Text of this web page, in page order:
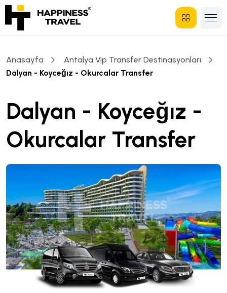
Anasayfa
Antalya Vip Transfer Destinasyonları
Dalyan - Koyceğız - Okurcalar Transfer
Dalyan - Koyceğız -
Okurcalar Transfer